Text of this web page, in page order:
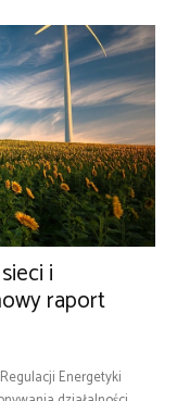
i
raport
Energetyki